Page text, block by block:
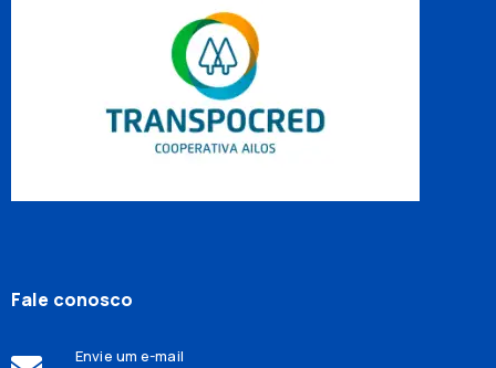
Fale conosco
Envie um e-mail